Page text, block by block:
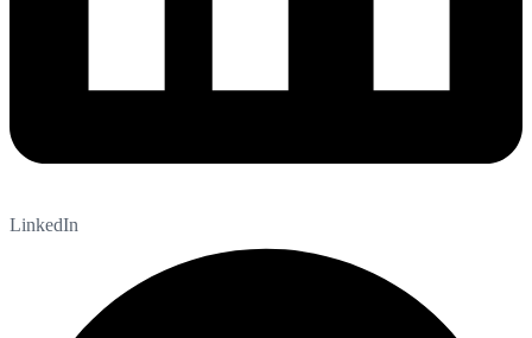
LinkedIn